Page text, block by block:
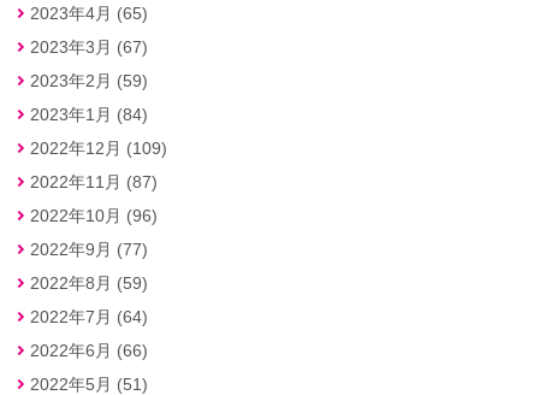
2023年4月 (65)
2023年3月 (67)
2023年2月 (59)
2023年1月 (84)
2022年12月 (109)
2022年11月 (87)
2022年10月 (96)
2022年9月 (77)
2022年8月 (59)
2022年7月 (64)
2022年6月 (66)
2022年5月 (51)